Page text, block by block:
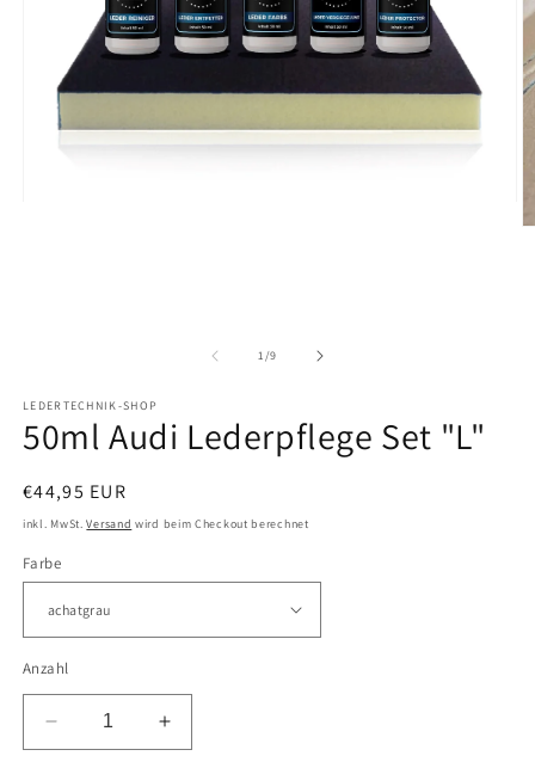
1/von
9
LEDERTECHNIK-SHOP
50ml Audi Lederpflege Set "L"
Normaler
Preis
€44,95 EUR
inkl. MwSt.Versand wird beim Checkout berechnet
Farbe
Anzahl
Verringere
die
Erhöhe
die